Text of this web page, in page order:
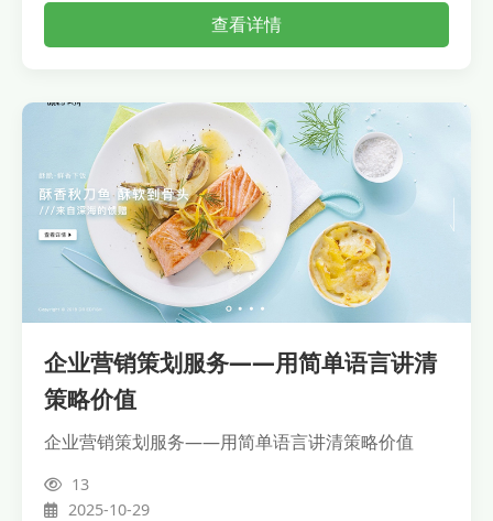
查看详情
企业营销策划服务——用简单语言讲清
策略价值
企业营销策划服务——用简单语言讲清策略价值
13
2025-10-29